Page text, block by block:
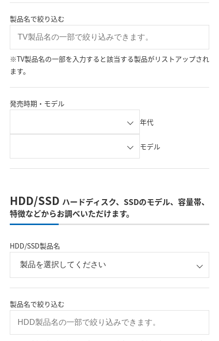
製品名で絞り込む
※TV製品名の一部を入力すると該当する製品がリストアップされ
ます。
発売時期・モデル
年代
モデル
HDD/SSD ハードディスク、SSDのモデル、容量帯、
特徴などからお調べいただけます。
HDD/SSD製品名
製品名で絞り込む